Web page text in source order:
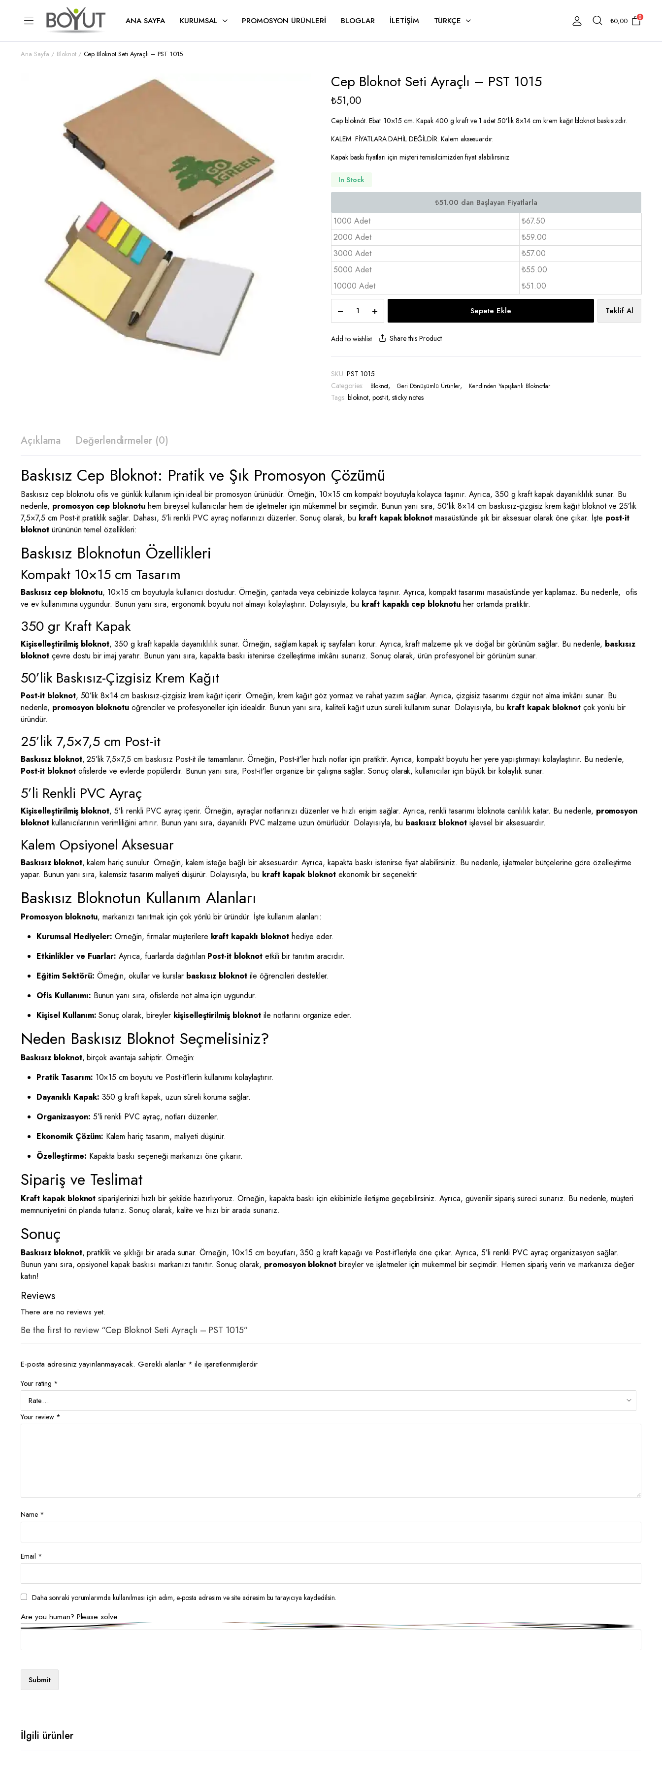
ANA SAYFA KURUMSAL PROMOSYON ÜRÜNLERI BLOGLAR İLETIŞIM TÜRKÇE ₺0,00 0
Ana Sayfa Bloknot Cep Bloknot Seti Ayraçlı – PST 1015
Cep Bloknot Seti Ayraçlı – PST 1015
₺51,00
Cep bloknót. Ebat: 10×15 cm. Kapak 400 g kraft ve 1 adet 50’lik 8×14 cm krem kağıt bloknot baskısızdır.
KALEM FİYATLARA DAHİL DEĞİLDİR. Kalem aksesuardır.
Kapak baskı fiyatları için mişteri temisilcimizden fiyat alabilirsiniz
In Stock
1000 Adet
₺67.50
2000 Adet
₺59.00
3000 Adet
₺57.00
5000 Adet
₺55.00
10000 Adet
₺51.00
Bloknot
Seti
Ayraçlı
PST
quantity
Sepete Ekle Teklif Al
Add to wishlist Share this Product
SKU: PST 1015
Categories:
Bloknot, Geri Dönüşümlü Ürünler, Kendinden Yapışkanlı Bloknotlar
Tags: bloknot, post-it,sticky notes
Açıklama Değerlendirmeler (0)
Baskısız Cep Bloknot: Pratik ve Şık Promosyon Çözümü
Baskısız cep bloknotu ofis ve günlük kullanım için ideal bir promosyon ürünüdür. Örneğin, 10×15 cm kompakt boyutuyla kolayca taşınır. Ayrıca, 350 g kraft kapak dayanıklılık sunar. Bu
nedenle, promosyon cep bloknotu hem bireysel kullanıcılar hem de işletmeler için mükemmel bir seçimdir. Bunun yanı sıra, 50’lik 8×14 cm baskısız-çizgisiz krem kağıt bloknot ve 25’lik
7,5×7,5 cm Post-it pratiklik sağlar. Dahası, 5’li renkli PVC ayraç notlarınızı düzenler. Sonuç olarak, bu kraft kapak bloknot masaüstünde şık bir aksesuar olarak öne çıkar. İşte post-it
bloknotürününün temel özellikleri:
Baskısız Bloknotun Özellikleri
Kompakt 10×15 cm Tasarım
Baskısız cep bloknotu, 10×15 cm boyutuyla kullanıcı dostudur. Örneğin, çantada veya cebinizde kolayca taşınır. Ayrıca, kompakt tasarımı masaüstünde yer kaplamaz. Bu nedenle, ofis
ve ev kullanımına uygundur. Bunun yanı sıra, ergonomik boyutu not almayı kolaylaştırır. Dolayısıyla, bu kraft kapaklı cep bloknotu her ortamda pratiktir.
350 gr Kraft Kapak
Kişiselleştirilmiş bloknot, 350 g kraft kapakla dayanıklılık sunar. Örneğin, sağlam kapak iç sayfaları korur. Ayrıca, kraft malzeme şık ve doğal bir görünüm sağlar. Bu nedenle, baskısız
bloknotçevre dostu bir imaj yaratır. Bunun yanı sıra, kapakta baskı istenirse özelleştirme imkânı sunarız. Sonuç olarak, ürün profesyonel bir görünüm sunar.
50’lik Baskısız-Çizgisiz Krem Kağıt
Post-it bloknot, 50’lik 8×14 cm baskısız-çizgisiz krem kağıt içerir. Örneğin, krem kağıt göz yormaz ve rahat yazım sağlar. Ayrıca, çizgisiz tasarımı özgür not alma imkânı sunar. Bu
nedenle, promosyon bloknotu öğrenciler ve profesyoneller için idealdir. Bunun yanı sıra, kaliteli kağıt uzun süreli kullanım sunar. Dolayısıyla, bu kraft kapak bloknot çok yönlü bir
üründür.
25’lik 7,5×7,5 cm Post-it
Baskısız bloknot, 25’lik 7,5×7,5 cm baskısız Post-it ile tamamlanır. Örneğin, Post-it’ler hızlı notlar için pratiktir. Ayrıca, kompakt boyutu her yere yapıştırmayı kolaylaştırır. Bu nedenle,
Post-it bloknotofislerde ve evlerde popülerdir. Bunun yanı sıra, Post-it’ler organize bir çalışma sağlar. Sonuç olarak, kullanıcılar için büyük bir kolaylık sunar.
5’li Renkli PVC Ayraç
Kişiselleştirilmiş bloknot, 5’li renkli PVC ayraç içerir. Örneğin, ayraçlar notlarınızı düzenler ve hızlı erişim sağlar. Ayrıca, renkli tasarımı bloknota canlılık katar. Bu nedenle, promosyon
bloknotkullanıcılarının verimliliğini artırır. Bunun yanı sıra, dayanıklı PVC malzeme uzun ömürlüdür. Dolayısıyla, bu baskısız bloknotişlevsel bir aksesuardır.
Kalem Opsiyonel Aksesuar
Baskısız bloknot, kalem hariç sunulur. Örneğin, kalem isteğe bağlı bir aksesuardır. Ayrıca, kapakta baskı istenirse fiyat alabilirsiniz. Bu nedenle, işletmeler bütçelerine göre özelleştirme
yapar. Bunun yanı sıra, kalemsiz tasarım maliyeti düşürür. Dolayısıyla, bu kraft kapak bloknot ekonomik bir seçenektir.
Baskısız Bloknotun Kullanım Alanları
Promosyon bloknotu, markanızı tanıtmak için çok yönlü bir üründür. İşte kullanım alanları:
Kurumsal Hediyeler: Örneğin, firmalar müşterilere kraft kapaklı bloknothediye eder.
Etkinlikler ve Fuarlar: Ayrıca, fuarlarda dağıtılan Post-it bloknot etkili bir tanıtım aracıdır.
Eğitim Sektörü: Örneğin, okullar ve kurslar baskısız bloknot ile öğrencileri destekler.
Ofis Kullanımı: Bunun yanı sıra, ofislerde not alma için uygundur.
Kişisel Kullanım: Sonuç olarak, bireyler kişiselleştirilmiş bloknot ile notlarını organize eder.
Neden Baskısız Bloknot Seçmelisiniz?
Baskısız bloknot, birçok avantaja sahiptir. Örneğin:
Pratik Tasarım: 10×15 cm boyutu ve Post-it’lerin kullanımı kolaylaştırır.
Dayanıklı Kapak: 350 g kraft kapak, uzun süreli koruma sağlar.
Organizasyon: 5’li renkli PVC ayraç, notları düzenler.
Ekonomik Çözüm: Kalem hariç tasarım, maliyeti düşürür.
Özelleştirme: Kapakta baskı seçeneği markanızı öne çıkarır.
Sipariş ve Teslimat
Kraft kapak bloknot siparişlerinizi hızlı bir şekilde hazırlıyoruz. Örneğin, kapakta baskı için ekibimizle iletişime geçebilirsiniz. Ayrıca, güvenilir sipariş süreci sunarız. Bu nedenle, müşteri
memnuniyetini ön planda tutarız. Sonuç olarak, kalite ve hızı bir arada sunarız.
Sonuç
Baskısız bloknot, pratiklik ve şıklığı bir arada sunar. Örneğin, 10×15 cm boyutları, 350 g kraft kapağı ve Post-it’leriyle öne çıkar. Ayrıca, 5’li renkli PVC ayraç organizasyon sağlar.
Bunun yanı sıra, opsiyonel kapak baskısı markanızı tanıtır. Sonuç olarak, promosyon bloknot bireyler ve işletmeler için mükemmel bir seçimdir. Hemen sipariş verin ve markanıza değer
katın!
Reviews
There are no reviews yet.
Be the first to review “Cep Bloknot Seti Ayraçlı – PST 1015”
E-posta adresiniz yayınlanmayacak. Gerekli alanlar * ile işaretlenmişlerdir
Your rating *
Your review *
Name *
Email *
Daha sonraki yorumlarımda kullanılması için adım, e-posta adresim ve site adresim bu tarayıcıya kaydedilsin.
Are you human? Please solve:
İlgili ürünler